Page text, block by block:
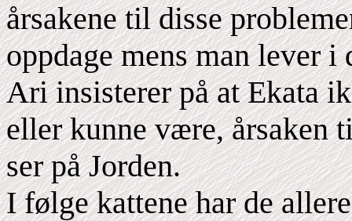
årsakene til disse
oppdage mens man lever i
Ari insisterer på at Ekata
eller kunne være, årsaken
ser på Jorden.
I følge kattene har de